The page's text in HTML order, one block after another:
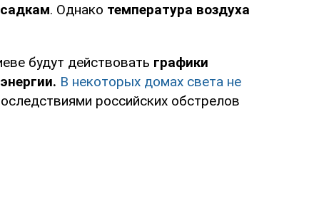
. Однако температура воздуха
будут действовать графики
В некоторых домах света не
российских обстрелов